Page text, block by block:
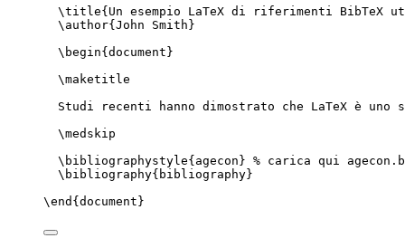
\title{Un esempio LaTeX di riferimenti
\author{John Smith}
\begin{ document }
\maketitle
Studi recenti hanno dimostrato che LaTeX è
\medskip
\bibliographystyle{agecon} % carica qui
\bibliography{bibliography}
\end { document }